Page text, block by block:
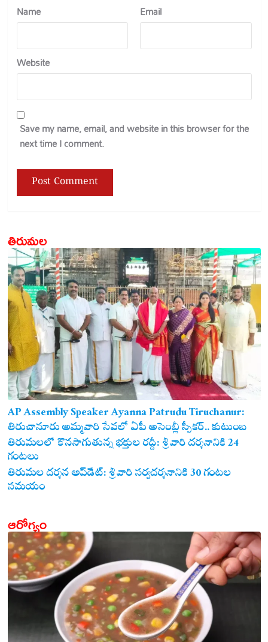
Name Email
Website
Save my name, email, and website in this browser for the
next time I comment.
తిరుమల
AP Assembly Speaker Ayanna Patrudu Tiruchanur:
తిరుచానూరు అమ్మవారి సేవలో ఏపీ అసెంబ్లీ స్పీకర్.. కుటుంబ
సమేతంగా దర్శించుకున్న అయ్యన్నపాత్రుడు!
తిరుమలలో కొనసాగుతున్న భక్తుల రద్దీ: శ్రీవారి దర్శనానికి 24
గంటలు
తిరుమల దర్శన అప్‌డేట్: శ్రీవారి సర్వదర్శనానికి 30 గంటల
సమయం
ఆరోగ్యం